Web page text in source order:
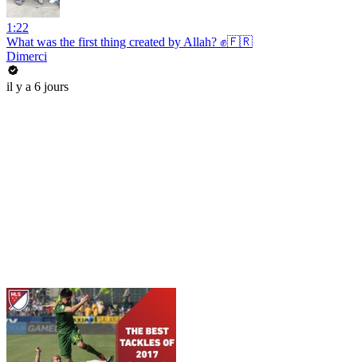
1:22
What was the first thing created by Allah? ✊🇫🇷
Dimerci
il y a 6 jours